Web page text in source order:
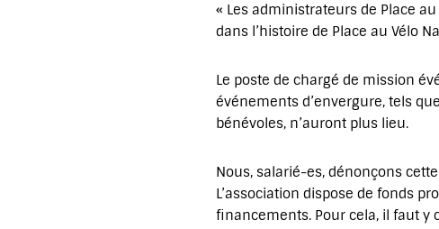
« Les administrateurs de Place
dans l’histoire de Place au Vélo
Le poste de chargé de mission
événements d’envergure, tels
bénévoles, n’auront plus lieu.
Nous, salarié-es, dénonçons
L’association dispose de fonds
financements. Pour cela, il faut y